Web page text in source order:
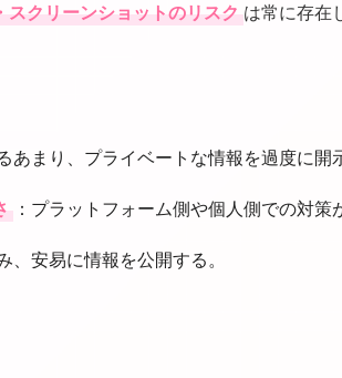
クリーンショットのリスク は常に存在
あまり、プライベートな情報を過度に開
：プラットフォーム側や個人側での対策
、安易に情報を公開する。